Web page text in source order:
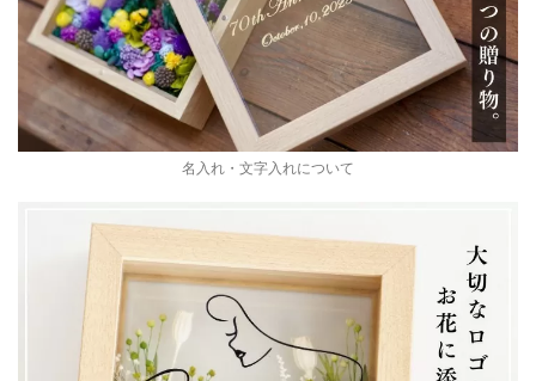
名入れ・文字入れについて